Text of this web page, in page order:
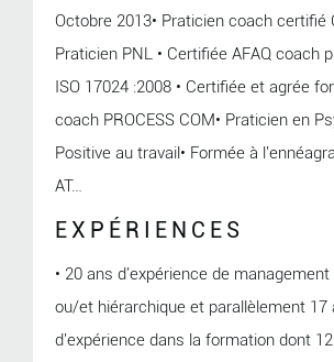
Octobre 2013• Praticien coach certifié
Praticien PNL • Certifiée AFAQ coach
ISO 17024 :2008 • Certifiée et agrée
coach PROCESS COM• Praticien en
Positive au travail• Formée à
AT…
EXPÉRIENCES
• 20 ans d'expérience de
ou/et hiérarchique et parallèlement 17
d'expérience dans la formation dont